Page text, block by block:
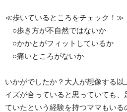
≪歩いているところをチェック！≫
○歩き方が不自然ではないか
○かかとがフィットしているか
○痛いところがないか
いかがでしたか？大人が想像する
イズが合っていると思っていても
ていたという経験を持つママもい